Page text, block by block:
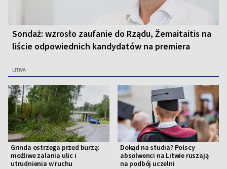
Sondaż: wzrosło zaufanie do Rządu, Žemaitaitis na
liście odpowiednich kandydatów na premiera
LITWA
Grinda ostrzega przed burzą:
możliwe zalania ulic i
utrudnienia w ruchu
Dokąd na studia? Polscy
absolwenci na Litwie ruszają
na podbój uczelni